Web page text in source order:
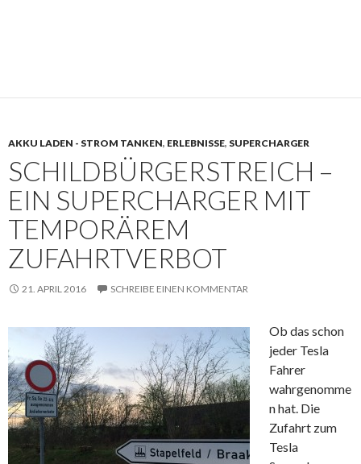
AKKU LADEN - STROM TANKEN, ERLEBNISSE, SUPERCHARGER
SCHILDBÜRGERSTREICH –
EIN SUPERCHARGER MIT
TEMPORÄREM
ZUFAHRTVERBOT
21. APRIL 2016 SCHREIBE EINEN KOMMENTAR
Ob das schon
jeder Tesla
Fahrer
wahrgenomme
n hat. Die
Zufahrt zum
Tesla